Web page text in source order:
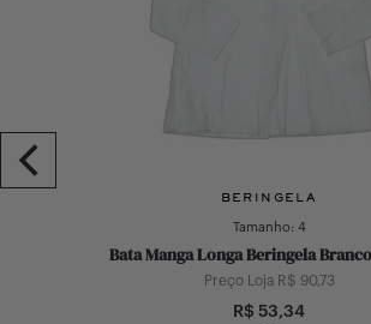
BERINGELA
Tamanho: 4
Bata Manga Longa Beringela
Preço Loja R$ 90,73
R$ 53,34